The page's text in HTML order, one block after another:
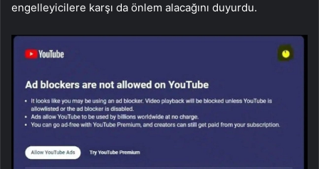
engelleyicilere karşı da önlem alacağını duyurdu.